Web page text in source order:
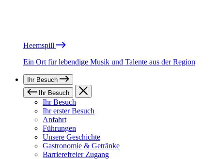
Heemspill
Ein Ort für lebendige Musik und Talente aus der Region
Ihr Besuch
Ihr Besuch
Ihr Besuch
Ihr erster Besuch
Anfahrt
Führungen
Unsere Geschichte
Gastronomie & Getränke
Barrierefreier Zugang